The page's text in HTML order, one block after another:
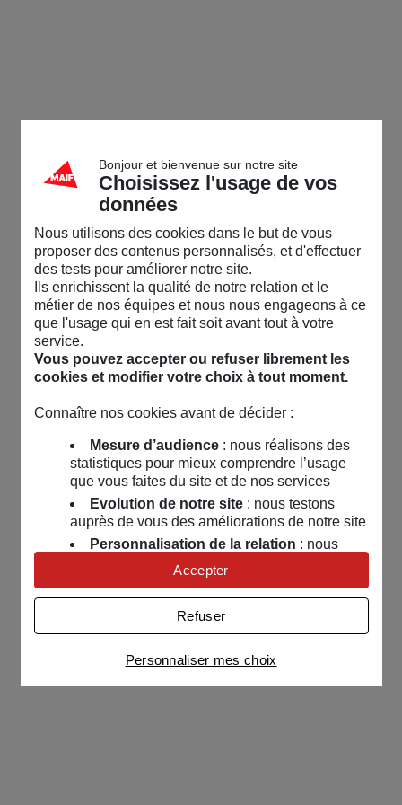
Bonjour et bienvenue sur notre site
Choisissez l'usage de vos
données
Nous utilisons des cookies dans le but de vous
proposer des contenus personnalisés, et d'effectuer
des tests pour améliorer notre site.
Ils enrichissent la qualité de notre relation et le
métier de nos équipes et nous nous engageons à ce
que l'usage qui en est fait soit avant tout à votre
service.
Vous pouvez accepter ou refuser librement les
cookies et modifier votre choix à tout moment.
Connaître nos cookies avant de décider :
Mesure d’audience: nous réalisons des
statistiques pour mieux comprendre l’usage
que vous faites du site et de nos services
Evolution de notre site: nous testons
auprès de vous des améliorations de notre site
Personnalisation de la relation : nous
nous servons de cookies pour adapter nos
contenus et personnaliser nos offres
Univers publicitaire: nous utilisons avec
nos partenaires des cookies pour afficher des
publicités personnalisées
Connaître notre politique cookies et la liste de nos
partenaires
Personnaliser mes choix
Refuser
Accepter